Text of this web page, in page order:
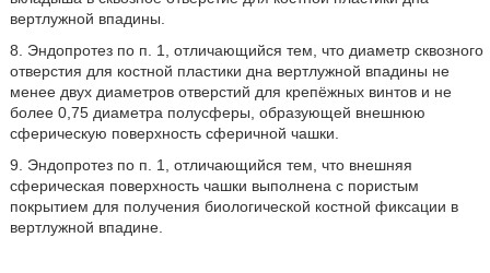
вертлужной впадины.
8. Эндопротез по п. 1, отличающийся тем, что диаметр сквозного
отверстия для костной пластики дна вертлужной впадины не
менее двух диаметров отверстий для крепёжных винтов и не
более 0,75 диаметра полусферы, образующей внешнюю
сферическую поверхность сферичной чашки.
9. Эндопротез по п. 1, отличающийся тем, что внешняя
сферическая поверхность чашки выполнена с пористым
покрытием для получения биологической костной фиксации в
вертлужной впадине.